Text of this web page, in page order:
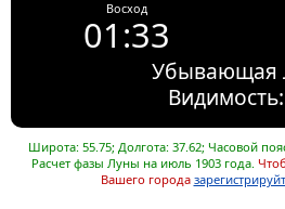
Восход
01:33
Убывающая
Широта: 55.75; Долгота: 37.62; Часовой
Расчет фазы Луны на июль 1903 года.
Вашего города